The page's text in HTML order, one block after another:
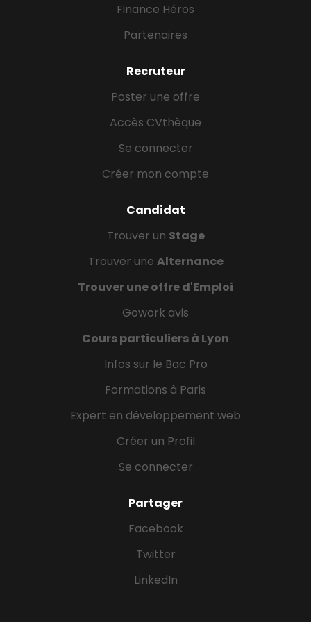
Finance Héros
Partenaires
Recruteur
Poster une offre
Accès CVthèque
Se connecter
Créer mon compte
Candidat
Trouver un Stage
Trouver une Alternance
Trouver une offre d'Emploi
Gowork avis
Cours particuliers à Lyon
Infos sur le Bac Pro
Formations à Paris
Expert en développement web
Créer un Profil
Se connecter
Partager
Facebook
Twitter
LinkedIn